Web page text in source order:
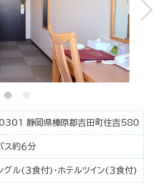
静岡県榛原郡吉田町住吉580
ス約６分
グル(３食付)・ホテルツイン(３食付)